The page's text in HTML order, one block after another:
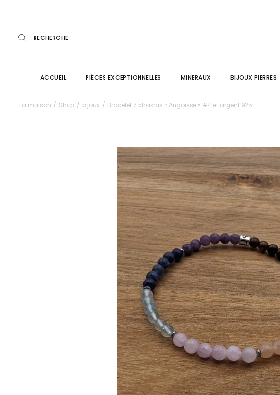
ACCUEIL PIÈCES EXCEPTIONNELLES MINERAUX BIJOUX PIERRES
La maison Shop bijoux Bracelet 7 chakras « Angoisse » #4 et argent 925